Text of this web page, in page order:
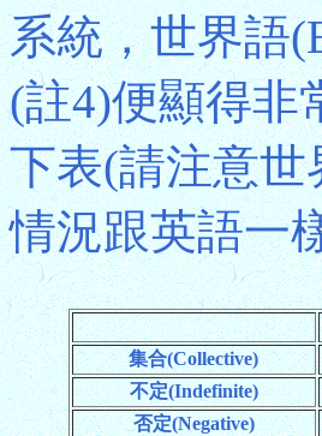
系統，世界語
(註4)便顯得非
下表(請注意
情況跟英語一
集合(Collective)
不定(Indefinite)
否定(Negative)